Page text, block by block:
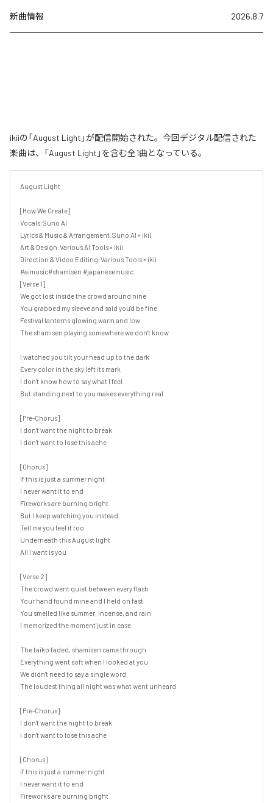
新曲情報 2026.8.7
ikiiの「August Light」が配信開始された。今回デジタル配信された
楽曲は、「August Light」を含む全1曲となっている。
August Light
[How We Create]
Vocals:Suno AI
Lyrics & Music & Arrangement:Suno AI × ikii
Art & Design:Various AI Tools × ikii
Direction & Video Editing:Various Tools × ikii
#aimusic#shamisen #japanesemusic
[Verse 1]
We got lost inside the crowd around nine
You grabbed my sleeve and said you'd be fine
Festival lanterns glowing warm and low
The shamisen playing somewhere we don't know
I watched you tilt your head up to the dark
Every color in the sky left its mark
I don't know how to say what I feel
But standing next to you makes everything real
[Pre-Chorus]
I don't want the night to break
I don't want to lose this ache
[Chorus]
If this is just a summer night
I never want it to end
Fireworks are burning bright
But I keep watching you instead
Tell me you feel it too
Underneath this August light
All I want is you
[Verse 2]
The crowd went quiet between every flash
Your hand found mine and I held on fast
You smelled like summer, incense, and rain
I memorized the moment just in case
The taiko faded, shamisen came through
Everything went soft when I looked at you
We didn't need to say a single word
The loudest thing all night was what went unheard
[Pre-Chorus]
I don't want the night to break
I don't want to lose this ache
[Chorus]
If this is just a summer night
I never want it to end
Fireworks are burning bright